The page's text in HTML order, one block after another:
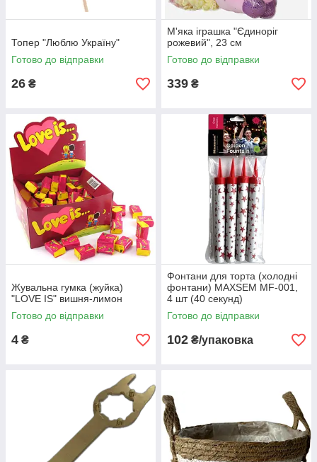
Топер "Люблю Україну"
Готово до відправки
26 ₴
М'яка іграшка "Єдиноріг
рожевий", 23 см
Готово до відправки
339 ₴
Жувальна гумка (жуйка)
"LOVE IS" вишня-лимон
Готово до відправки
4 ₴
Фонтани для торта (холодні
фонтани) MAXSEM MF-001,
4 шт (40 секунд)
Готово до відправки
102 ₴/упаковка